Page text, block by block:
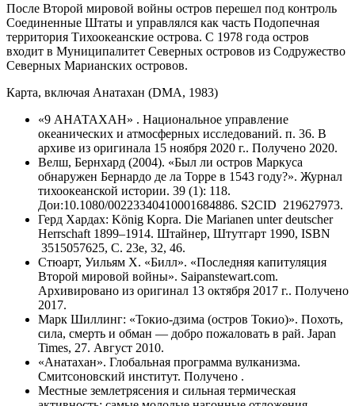
После Второй мировой войны остров перешел под контроль
Соединенные Штаты и управлялся как часть Подопечная
территория Тихоокеанские острова. С 1978 года остров
входит в Муниципалитет Северных островов из Содружество
Северных Марианских островов.
Карта, включая Анатахан (DMA, 1983)
«9 АНАТАХАН» . Национальное управление
океанических и атмосферных исследований. п. 36. В
архиве из оригинала 15 ноября 2020 г.. Получено 2020.
Велш, Бернхард (2004). «Был ли остров Маркуса
обнаружен Бернардо де ла Торре в 1543 году?». Журнал
тихоокеанской истории. 39 (1): 118.
Дои:10.1080/00223340410001684886. S2CID 219627973.
Герд Хардах: König Kopra. Die Marianen unter deutscher
Herrschaft 1899–1914. Штайнер, Штутгарт 1990, ISBN
3515057625, С. 23е, 32, 46.
Стюарт, Уильям Х. «Билл». «Последняя капитуляция
Второй мировой войны». Saipanstewart.com.
Архивировано из оригинал 13 октября 2017 г.. Получено
2017.
Марк Шиллинг: «Токио-дзима (остров Токио)». Похоть,
сила, смерть и обман — добро пожаловать в рай. Japan
Times, 27. Август 2010.
«Анатахан». Глобальная программа вулканизма.
Смитсоновский институт. Получено .
Местные землетрясения и сильная термическая